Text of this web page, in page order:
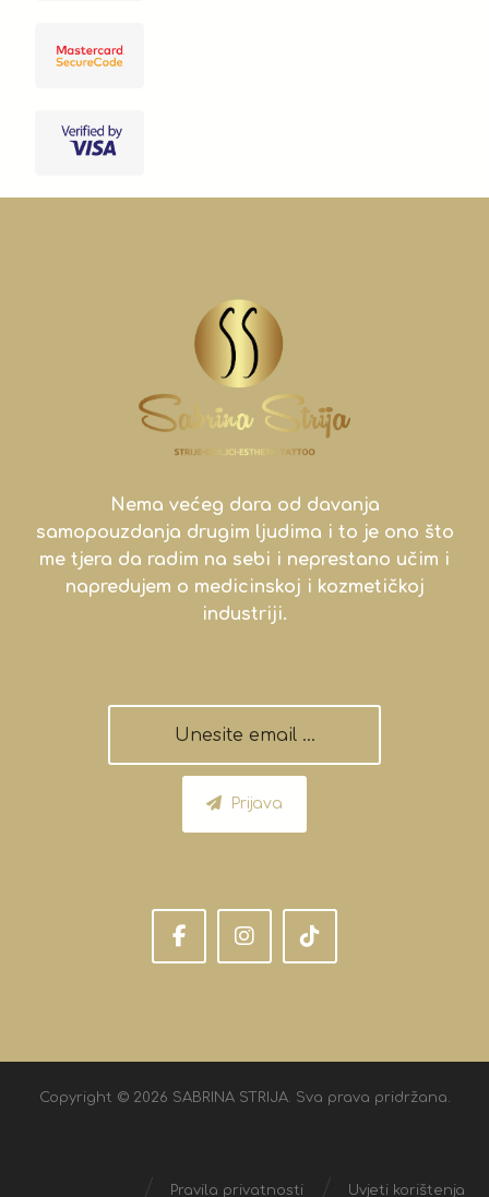
Nema većeg dara od davanja
samopouzdanja drugim ljudima i to je ono što
me tjera da radim na sebi i neprestano učim i
napredujem o medicinskoj i kozmetičkoj
industriji.
Prijava
Copyright © 2026 SABRINA STRIJA. Sva prava pridržana.
Uvjeti korištenja
Pravila privatnosti